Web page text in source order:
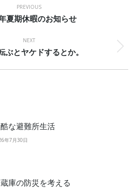
PREVIOUS
Previous
夏期休暇のお知らせ
NEXT
Next
ぶとヤケドするとか。
な避難所生活
年7月30日
庫の防災を考える